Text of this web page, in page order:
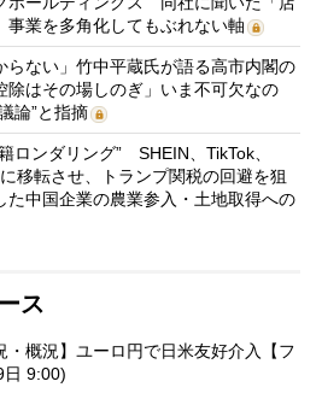
事業を多角化してもぶれない軸
らない」竹中平蔵氏が語る高市内閣の
はその場しのぎ」いま不可欠なの
論”と指摘
ロンダリング” SHEIN、TikTok、
移転させ、トランプ関税の回避を狙
中国企業の農業参入・土地取得への
ス
概況】ユーロ円で日米友好介入【フ
日 9:00)